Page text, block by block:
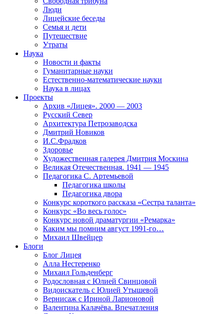
Люди
Лицейские беседы
Семья и дети
Путешествие
Утраты
Наука
Новости и факты
Гуманитарные науки
Естественно-математические науки
Наука в лицах
Проекты
Архив «Лицея». 2000 — 2003
Русский Север
Архитектура Петрозаводска
Дмитрий Новиков
И.С.Фрадков
Здоровье
Художественная галерея Дмитрия Москина
Великая Отечественная. 1941 — 1945
Педагогика С. Артемьевой
Педагогика школы
Педагогика двора
Конкурс короткого рассказа «Сестра таланта»
Конкурс «Во весь голос»
Конкурс новой драматургии «Ремарка»
Каким мы помним август 1991-го…
Михаил Швейцер
Блоги
Блог Лицея
Алла Нестеренко
Михаил Гольденберг
Родословная с Юлией Свинцовой
Видоискатель с Юлией Утышевой
Вернисаж с Ириной Ларионовой
Валентина Калачёва. Впечатления